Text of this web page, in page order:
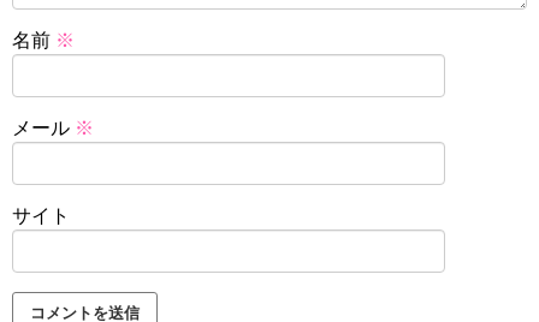
名前 ※
メール ※
サイト